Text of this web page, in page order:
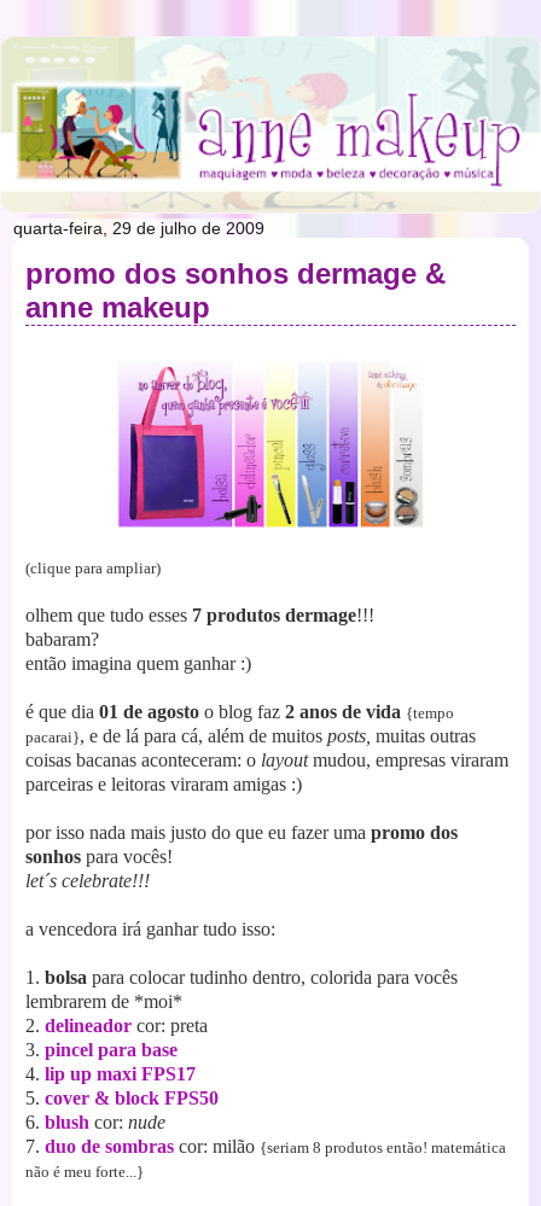
quarta-feira, 29 de julho de 2009
promo dos sonhos dermage &
anne makeup
(clique para ampliar)
olhem que tudo esses 7 produtos dermage!!!
babaram?
então imagina quem ganhar :)
é que dia 01 de agosto o blog faz 2 anos de vida {tempo
pacarai}, e de lá para cá, além de muitos posts, muitas outras
coisas bacanas aconteceram: o layoutmudou, empresas viraram
parceiras e leitoras viraram amigas :)
por isso nada mais justo do que eu fazer uma promo dos
sonhos para vocês!
let´s celebrate!!!
a vencedora irá ganhar tudo isso:
1. bolsa para colocar tudinho dentro, colorida para vocês
lembrarem de *moi*
2. delineador cor: preta
3. pincel para base
4. lip up maxi FPS17
5. cover & block FPS50
6. blush cor: nude
7. duo de sombras cor: milão {seriam 8 produtos então! matemática
não é meu forte...}